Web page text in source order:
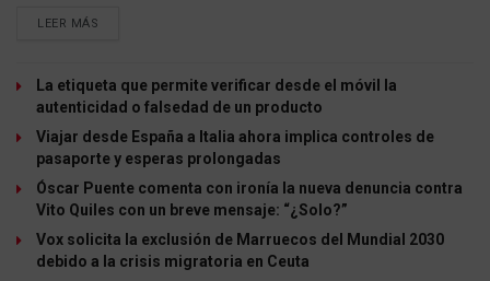
LEER MÁS
La etiqueta que permite verificar desde el móvil la
autenticidad o falsedad de un producto
Viajar desde España a Italia ahora implica controles de
pasaporte y esperas prolongadas
Óscar Puente comenta con ironía la nueva denuncia contra
Vito Quiles con un breve mensaje: “¿Solo?”
Vox solicita la exclusión de Marruecos del Mundial 2030
debido a la crisis migratoria en Ceuta